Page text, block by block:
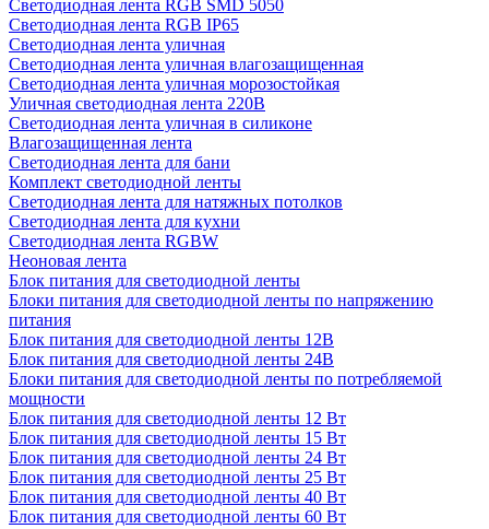
Светодиодная лента RGB SMD 5050
Светодиодная лента RGB IP65
Светодиодная лента уличная
Светодиодная лента уличная влагозащищенная
Светодиодная лента уличная морозостойкая
Уличная светодиодная лента 220В
Светодиодная лента уличная в силиконе
Влагозащищенная лента
Светодиодная лента для бани
Комплект светодиодной ленты
Светодиодная лента для натяжных потолков
Светодиодная лента для кухни
Светодиодная лента RGBW
Неоновая лента
Блок питания для светодиодной ленты
Блоки питания для светодиодной ленты по напряжению
питания
Блок питания для светодиодной ленты 12В
Блок питания для светодиодной ленты 24В
Блоки питания для светодиодной ленты по потребляемой
мощности
Блок питания для светодиодной ленты 12 Вт
Блок питания для светодиодной ленты 15 Вт
Блок питания для светодиодной ленты 24 Вт
Блок питания для светодиодной ленты 25 Вт
Блок питания для светодиодной ленты 40 Вт
Блок питания для светодиодной ленты 60 Вт